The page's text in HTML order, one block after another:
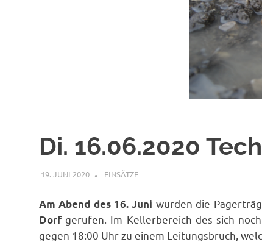
Di. 16.06.2020
19. JUNI 2020 FFWRIETZ
EINSÄTZE
Am Abend des 16. Juni wurden die
Dorfgerufen. Im Kellerbereich des sich
gegen 18:00 Uhr zu einem Leitungsbruch,